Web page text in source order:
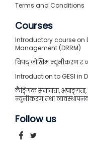
Terms and Conditions
Courses
Introductory course on
Management (DRRM)
विपद् जोखिम न्यूनीकरण र
Introduction to GESI in
लैङ्गिक समानता,
न्यूनीकरण तथा
Follow us